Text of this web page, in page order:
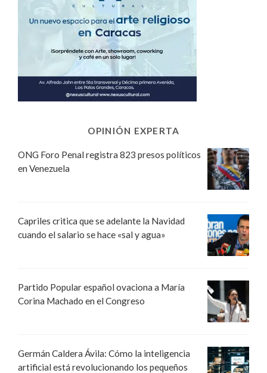
OPINIÓN EXPERTA
ONG Foro Penal registra 823 presos políticos
en Venezuela
Capriles critica que se adelante la Navidad
cuando el salario se hace «sal y agua»
Partido Popular español ovaciona a María
Corina Machado en el Congreso
Germán Caldera Ávila: Cómo la inteligencia
artificial está revolucionando los pequeños